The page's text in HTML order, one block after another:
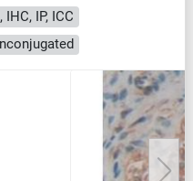
IHC, IP, ICC